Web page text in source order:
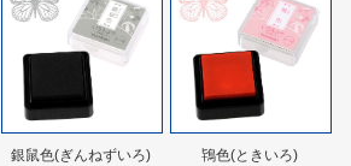
銀鼠色(ぎんねずいろ) 鴇色(ときいろ)